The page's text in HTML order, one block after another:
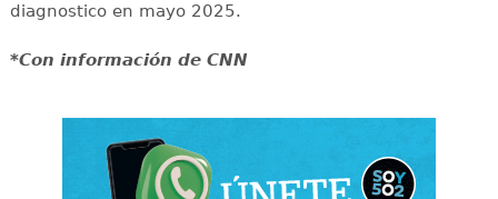
diagnostico en mayo 2025.
*Con información de CNN